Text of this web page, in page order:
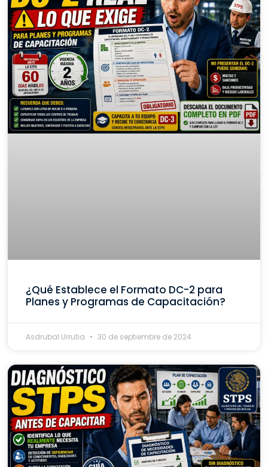
¿Qué Establece el Formato DC-2 para
Planes y Programas de Capacitación?
Asdrubal Urrutia 30 de septiembre de 2024